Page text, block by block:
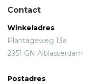
Contact
Winkeladres
Plantageweg 13a
2951 GN Alblasserdam
Postadres